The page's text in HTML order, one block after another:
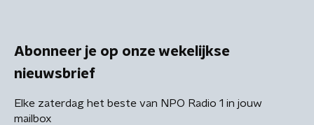
Abonneer je op onze wekelijkse
nieuwsbrief
Elke zaterdag het beste van NPO Radio 1 in jouw
mailbox